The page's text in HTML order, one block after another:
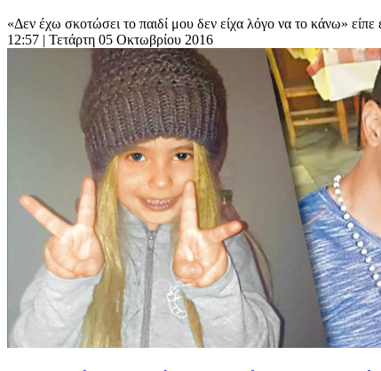
«Δεν έχω σκοτώσει το παιδί μου δεν είχα λόγο να το κάνω»
12:57 | Τετάρτη 05 Οκτωβρίου 2016